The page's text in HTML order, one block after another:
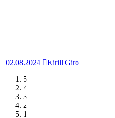
02.08.2024
Kirill Giro
5
4
3
2
1